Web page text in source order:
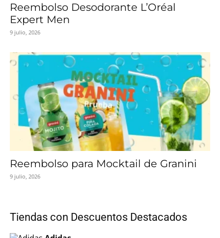
Reembolso Desodorante L’Oréal
Expert Men
9 julio, 2026
Reembolso para Mocktail de Granini
9 julio, 2026
Tiendas con Descuentos Destacados